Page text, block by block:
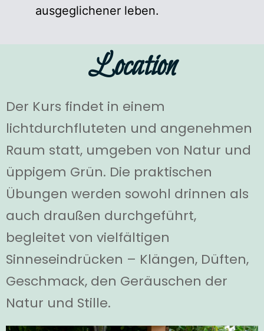
ausgeglichener leben.
Location
Der Kurs findet in einem
lichtdurchfluteten und angenehmen
Raum statt, umgeben von Natur und
üppigem Grün. Die praktischen
Übungen werden sowohl drinnen als
auch draußen durchgeführt,
begleitet von vielfältigen
Sinneseindrücken – Klängen, Düften,
Geschmack, den Geräuschen der
Natur und Stille.